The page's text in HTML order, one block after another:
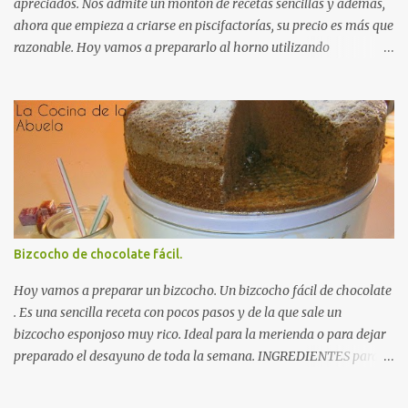
Autorecambiosstore.ES
apreciados. Nos admite un montón de recetas sencillas y además,
ahora que empieza a criarse en piscifactorías, su precio es más que
razonable. Hoy vamos a prepararlo al horno utilizando
para horno .Así que nos ha ahorrado trabajo, limpiándolo y
dándole unos cortes transversales que nos ayudarán tanto a su
horneado como a la hora de servirlo. INGREDIENTES para un
Rodaballo al Horno: Un rodaballo grande (2 Kg
aproximádamente). 2 dientes de ajo. Una cucharadita de perejil
fresco picado. Una pizca de pimienta roja molida. Aceite de oliva.
Sal. RECETA para un Rodaballo al Horno: Engrasamos con aceite
colorida hacia arriba, el ella y salamos al gusto. Picamos el ajo en
láminas gruesas y lo doramos...
Bizcocho de chocolate fácil.
Hoy vamos a preparar un bizcocho. Un bizcocho fácil de chocolate
. Es una sencilla receta con pocos pasos y de la que sale un
bizcocho esponjoso muy rico. Ideal para la merienda o para dejar
preparado el desayuno de toda la semana. INGREDIENTES para